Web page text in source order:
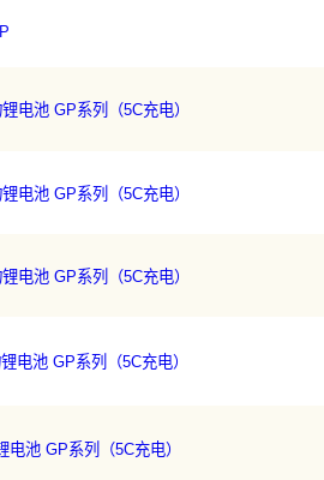
电池 GP系列（5C充电）
电池 GP系列（5C充电）
电池 GP系列（5C充电）
电池 GP系列（5C充电）
池 GP系列（5C充电）